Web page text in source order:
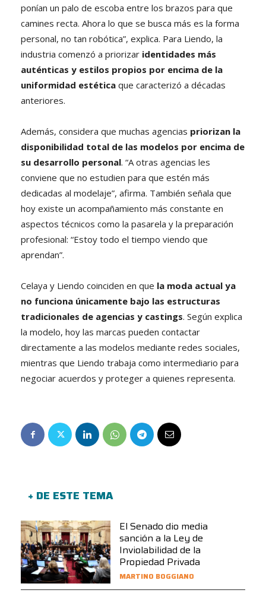
ponían un palo de escoba entre los brazos para que
camines recta. Ahora lo que se busca más es la forma
personal, no tan robótica”, explica. Para Liendo, la
industria comenzó a priorizar identidades más
auténticas y estilos propios por encima de la
uniformidad estética que caracterizó a décadas
anteriores.
Además, considera que muchas agencias priorizan la
disponibilidad total de las modelos por encima de
su desarrollo personal. “A otras agencias les
conviene que no estudien para que estén más
dedicadas al modelaje”, afirma. También señala que
hoy existe un acompañamiento más constante en
aspectos técnicos como la pasarela y la preparación
profesional: “Estoy todo el tiempo viendo que
aprendan”.
Celaya y Liendo coinciden en que la moda actual ya
no funciona únicamente bajo las estructuras
tradicionales de agencias y castings. Según explica
la modelo, hoy las marcas pueden contactar
directamente a las modelos mediante redes sociales,
mientras que Liendo trabaja como intermediario para
negociar acuerdos y proteger a quienes representa.
+ DE ESTE TEMA
El Senado dio media
sanción a la Ley de
Inviolabilidad de la
Propiedad Privada
MARTINO BOGGIANO